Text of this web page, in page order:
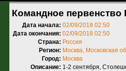
Командное первенство
Дата начала: 02/09/2018 02:50
Дата окончания: 02/09/2018 02:50
Страна: Россия
Регион: Москва, Московская
Город: Москва
Описание: 1-2 сентября,